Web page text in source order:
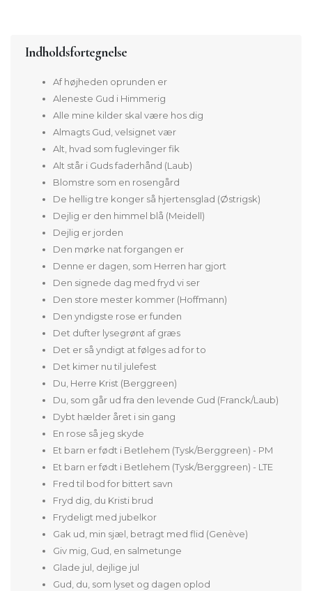
Indholdsfortegnelse
Af højheden oprunden er
Aleneste Gud i Himmerig
Alle mine kilder skal være hos dig
Almagts Gud, velsignet vær
Alt, hvad som fuglevinger fik
Alt står i Guds faderhånd (Laub)
Blomstre som en rosengård
De hellig tre konger så hjertensglad (Østrigsk)
Dejlig er den himmel blå (Meidell)
Dejlig er jorden
Den mørke nat forgangen er
Denne er dagen, som Herren har gjort
Den signede dag med fryd vi ser
Den store mester kommer (Hoffmann)
Den yndigste rose er funden
Det dufter lysegrønt af græs
Det er så yndigt at følges ad for to
Det kimer nu til julefest
Du, Herre Krist (Berggreen)
Du, som går ud fra den levende Gud (Franck/Laub)
Dybt hælder året i sin gang
En rose så jeg skyde
Et barn er født i Betlehem (Tysk/Berggreen) - PM
Et barn er født i Betlehem (Tysk/Berggreen) - LTE
Fred til bod for bittert savn
Fryd dig, du Kristi brud
Frydeligt med jubelkor
Gak ud, min sjæl, betragt med flid (Genève)
Giv mig, Gud, en salmetunge
Glade jul, dejlige jul
Gud, du, som lyset og dagen oplod